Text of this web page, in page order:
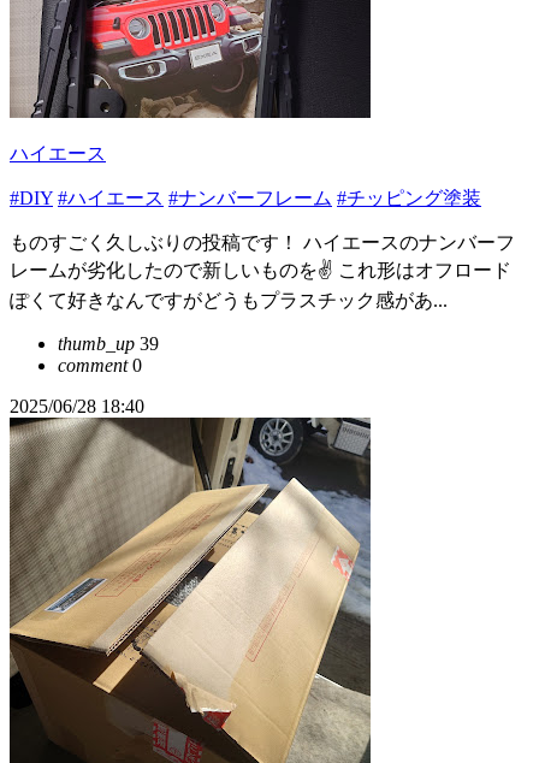
ハイエース
#DIY #ハイエース #ナンバーフレーム #チッピング塗装
ものすごく久しぶりの投稿です！ ハイエースのナンバーフ
レームが劣化したので新しいものを✌️ これ形はオフロード
ぽくて好きなんですがどうもプラスチック感があ...
thumb_up 39
comment0
2025/06/28 18:40